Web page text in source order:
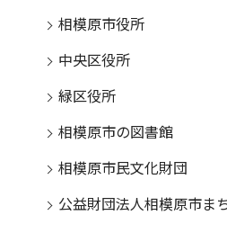
相模原市役所
中央区役所
緑区役所
相模原市の図書館
相模原市民文化財団
公益財団法人相模原市ま